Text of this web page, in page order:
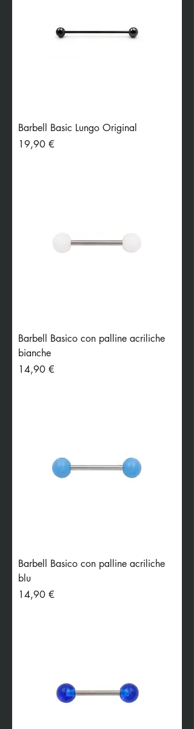
Barbell Basic Lungo Original
Preis
19,90 €
Barbell Basico con palline acriliche
bianche
Preis
14,90 €
Barbell Basico con palline acriliche
blu
Preis
14,90 €